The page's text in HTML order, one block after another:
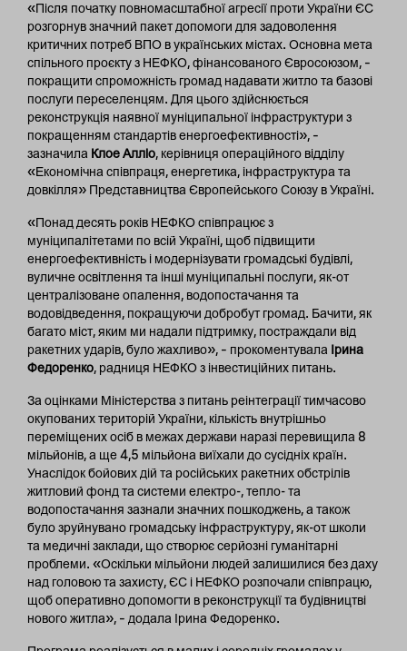
«Після початку повномасштабної агресії проти України ЄС
розгорнув значний пакет допомоги для задоволення
критичних потреб ВПО в українських містах. Основна мета
спільного проєкту з НЕФКО, фінансованого Євросоюзом, –
покращити спроможність громад надавати житло та базові
послуги переселенцям. Для цього здійснюється
реконструкція наявної муніципальної інфраструктури з
покращенням стандартів енергоефективності», –
зазначила Клое Алліо, керівниця операційного відділу
«Економічна співпраця, енергетика, інфраструктура та
довкілля» Представництва Європейського Союзу в Україні.
«Понад десять років НЕФКО співпрацює з
муніципалітетами по всій Україні, щоб підвищити
енергоефективність і модернізувати громадські будівлі,
вуличне освітлення та інші муніципальні послуги, як-от
централізоване опалення, водопостачання та
водовідведення, покращуючи добробут громад. Бачити, як
багато міст, яким ми надали підтримку, постраждали від
ракетних ударів, було жахливо», – прокоментувала Ірина
Федоренко, радниця НЕФКО з інвестиційних питань.
За оцінками Міністерства з питань реінтеграції тимчасово
окупованих територій України, кількість внутрішньо
переміщених осіб в межах держави наразі перевищила 8
мільйонів, а ще 4,5 мільйона виїхали до сусідніх країн.
Унаслідок бойових дій та російських ракетних обстрілів
житловий фонд та системи електро-, тепло- та
водопостачання зазнали значних пошкоджень, а також
було зруйнувано громадську інфраструктуру, як-от школи
та медичні заклади, що створює серйозні гуманітарні
проблеми. «Оскільки мільйони людей залишилися без даху
над головою та захисту, ЄС і НЕФКО розпочали співпрацю,
щоб оперативно допомогти в реконструкції та будівництві
нового житла», – додала Ірина Федоренко.